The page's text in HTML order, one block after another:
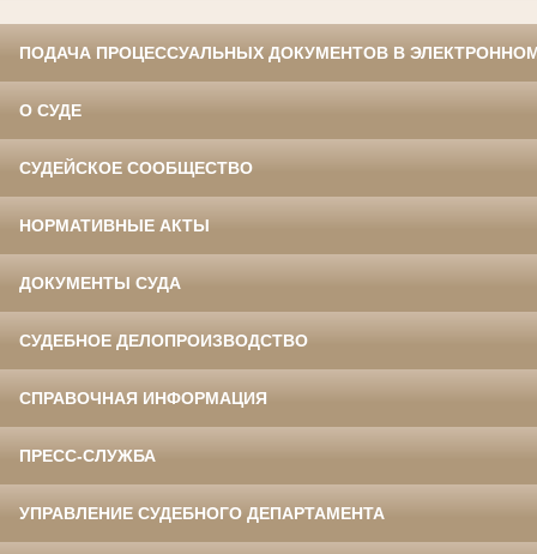
ПОДАЧА ПРОЦЕССУАЛЬНЫХ ДОКУМЕНТОВ В
О СУДЕ
СУДЕЙСКОЕ СООБЩЕСТВО
НОРМАТИВНЫЕ АКТЫ
ДОКУМЕНТЫ СУДА
СУДЕБНОЕ ДЕЛОПРОИЗВОДСТВО
СПРАВОЧНАЯ ИНФОРМАЦИЯ
ПРЕСС-СЛУЖБА
УПРАВЛЕНИЕ СУДЕБНОГО ДЕПАРТАМЕНТА